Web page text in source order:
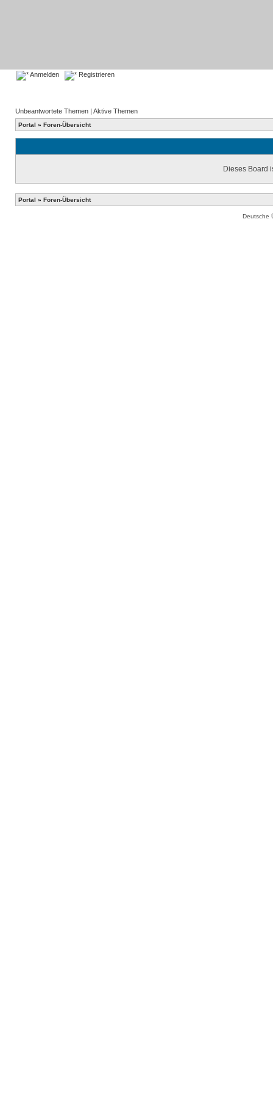
Anmelden Registrieren
Unbeantwortete Themen | Aktive Themen
Portal » Foren-Übersicht
Dieses Board
Portal » Foren-Übersicht
Deutsche